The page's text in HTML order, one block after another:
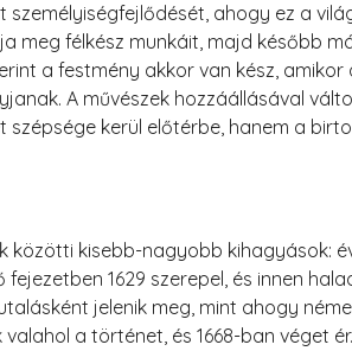
ahogy ez a
meg félkész munkáit, majd később
a festmény akkor van kész, amikor
A művészek hozzáállásával
szépsége kerül előtérbe, hanem a
kisebb-nagyobb kihagyások:
1629 szerepel, és innen
jelenik meg, mint ahogy
a történet, és 1668-ban véget